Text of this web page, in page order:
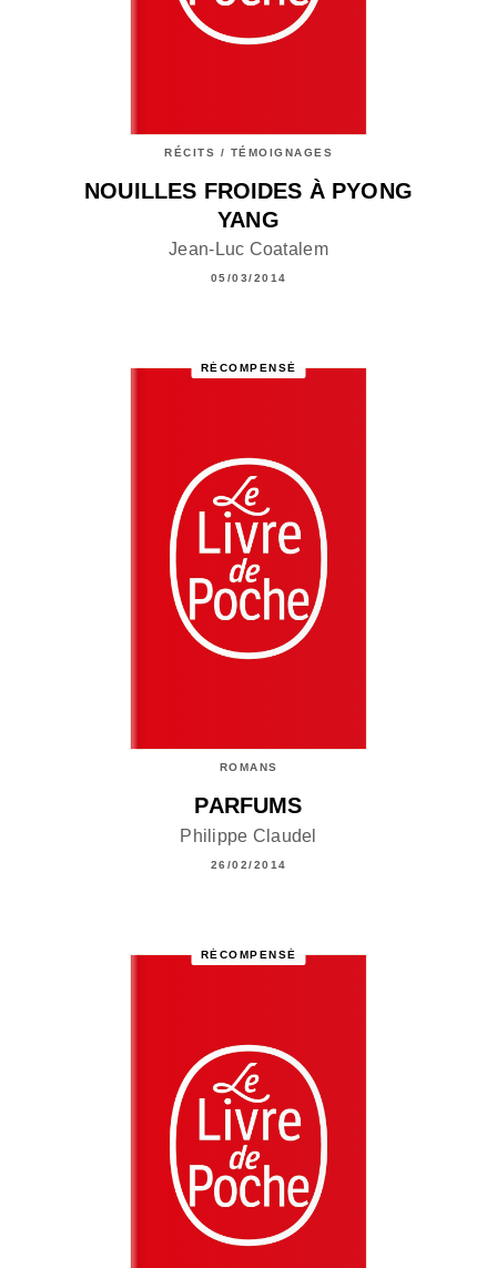
RÉCITS / TÉMOIGNAGES
NOUILLES FROIDES À PYONG
YANG
Jean-Luc Coatalem
05/03/2014
RÉCOMPENSÉ
ROMANS
PARFUMS
Philippe Claudel
26/02/2014
RÉCOMPENSÉ